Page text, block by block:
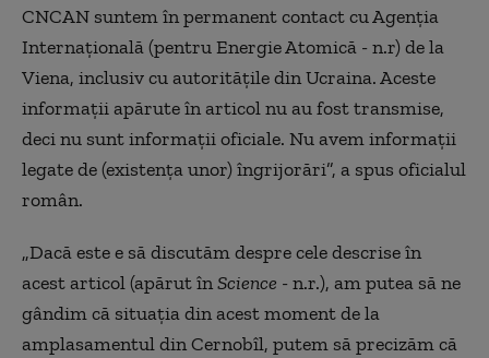
CNCAN suntem în permanent contact cu Agenția
Internațională (pentru Energie Atomică - n.r) de la
Viena, inclusiv cu autoritățile din Ucraina. Aceste
informații apărute în articol nu au fost transmise,
deci nu sunt informații oficiale. Nu avem informații
legate de (existența unor) îngrijorări”, a spus oficialul
român.
„Dacă este e să discutăm despre cele descrise în
acest articol (apărut înScience - n.r.), am putea să ne
gândim că situația din acest moment de la
amplasamentul din Cernobîl, putem să precizăm că